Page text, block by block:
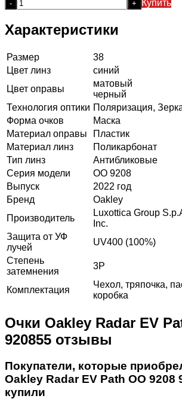
- + Купить
Характеристики
Размер
38
Цвет линз
синий
Цвет оправы
матовый
черный
Технология оптики Поляризация,
Форма очков
Маска
Материал оправы
Пластик
Материал линз
Поликарбонат
Тип линз
Антибликовые
Серия модели
OO 9208
Выпуск
2022 год
Бренд
Oakley
Производитель
Luxottica Group
Inc.
Защита от УФ
лучей
UV400 (100%)
Степень
затемнения
3P
Комплектация
Чехол, тряпочка,
коробка
Очки Oakley Radar EV
920855 отзывы
Покупатели, которые
Oakley Radar EV Path OO 9208
купили